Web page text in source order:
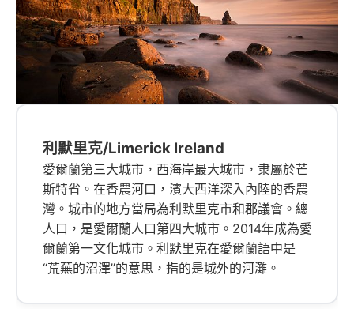
利默里克/Limerick Ireland
愛爾蘭第三大城市，西海岸最大城市，隶屬於芒
斯特省。在香農河口，濱大西洋深入內陸的香農
灣。城市的地方當局為利默里克市和郡議會。總
人口，是愛爾蘭人口第四大城市。2014年成為愛
爾蘭第一文化城市。利默里克在愛爾蘭語中是
“荒蕪的沼澤”的意思，指的是城外的河灘。